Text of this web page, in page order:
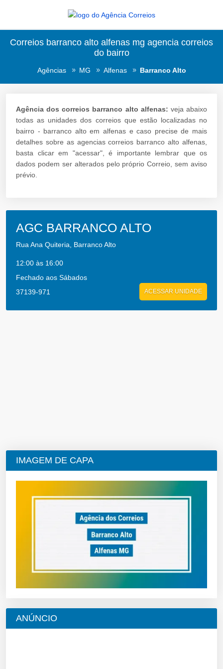
Correios barranco alto alfenas mg agencia correios
do bairro
Agências MG Alfenas Barranco Alto
Agência dos correios barranco alto alfenas: veja abaixo
todas as unidades dos correios que estão localizadas no
bairro - barranco alto em alfenas e caso precise de mais
detalhes sobre as agencias correios barranco alto alfenas,
basta clicar em "acessar", é importante lembrar que os
dados podem ser alterados pelo próprio Correio, sem aviso
prévio.
AGC BARRANCO ALTO
Rua Ana Quiteria, Barranco Alto
12:00 às 16:00
Fechado aos Sábados
37139-971
ACESSAR UNIDADE
IMAGEM DE CAPA
ANÚNCIO